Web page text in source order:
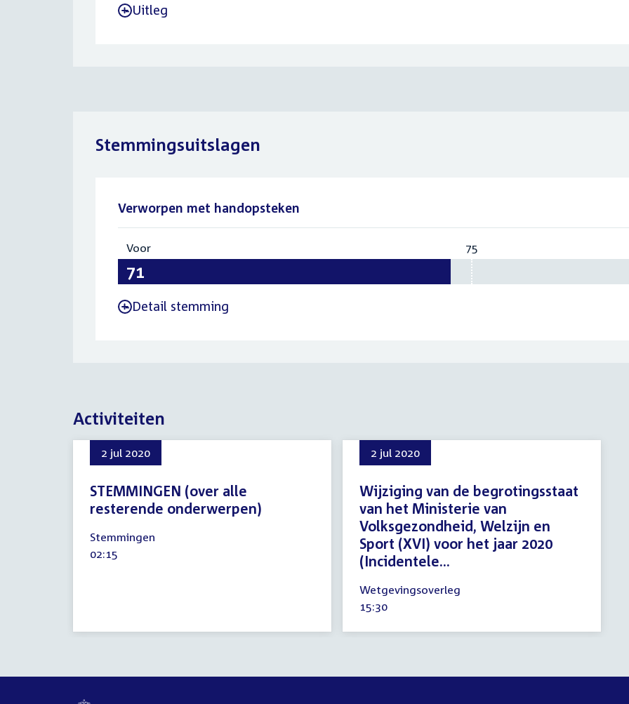
- Uitleg
Stemmingsuitslagen
Verworpen met handopsteken
Voor 75
- Detail stemming
Activiteiten
2 jul 2020
STEMMINGEN (over alle
resterende onderwerpen)
juli
2020
Stemmingen
Tijd
02:15
2 jul 2020
Wijziging van de begrotingsstaat
van het Ministerie van
Volksgezondheid, Welzijn en
Sport (XVI) voor het jaar 2020
(Incidentele...
juli
2020
Wetgevingsoverleg
Tijd
15:30